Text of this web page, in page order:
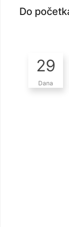
Do
29
Dana